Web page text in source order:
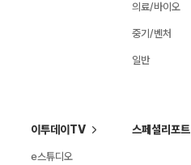
의료/바이오
중기/벤처
일반
이투데이TV
e스튜디오
스페셜리포트